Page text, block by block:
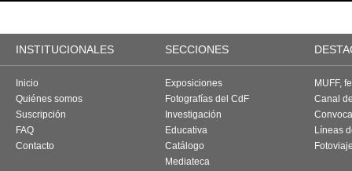
INSTITUCIONALES SECCIONES
Inicio
Quiénes somos
Suscripción
FAQ
Contacto
Exposiciones
Fotografías del CdF
Investigación
Educativa
Catálogo
Mediateca
MUFF,
Canal
Líneas